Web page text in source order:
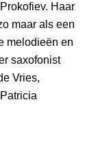
Haar
maar als een
melodieën en
saxofonist
Vries,